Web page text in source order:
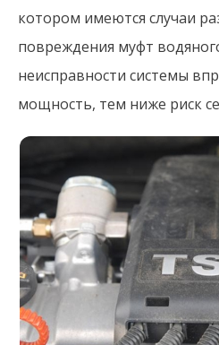
котором имеются случаи
повреждения муфт
неисправности системы
мощность, тем ниже риск